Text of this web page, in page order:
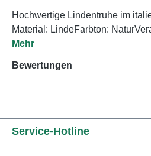
Hochwertige Lindentruhe im
Material: LindeFarbton:
Mehr
Bewertungen
Service-Hotline